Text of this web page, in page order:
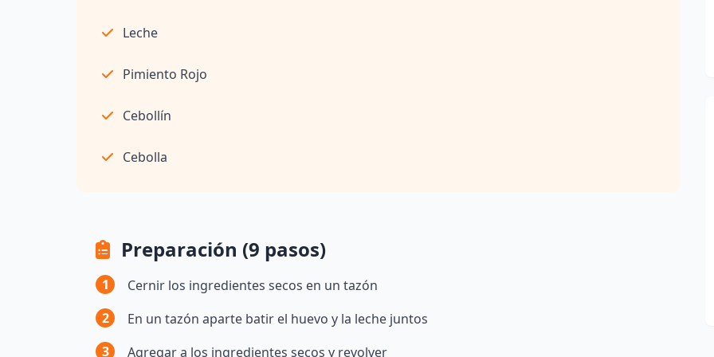
Leche
Pimiento Rojo
Cebollín
Cebolla
Preparación (9 pasos)
1
Cernir los ingredientes secos en un tazón
2
En un tazón aparte batir el huevo y la leche juntos
3
Agregar a los ingredientes secos y revolver